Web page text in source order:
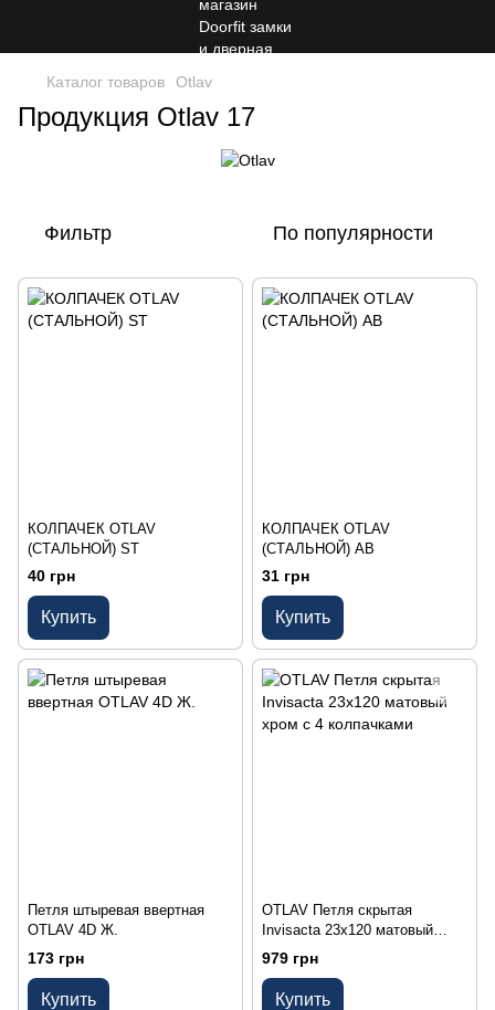
Каталог товаров Otlav
Продукция Otlav 17
Фильтр По популярности
КОЛПАЧЕК OTLAV
(СТАЛЬНОЙ) ST
40 грн
Купить
КОЛПАЧЕК OTLAV
(СТАЛЬНОЙ) АВ
31 грн
Купить
Петля штыревая ввертная
OTLAV 4D Ж.
173 грн
Купить
OTLAV Петля скрытая
Invisacta 23х120 матовый
хром с 4 колпачками
979 грн
Купить